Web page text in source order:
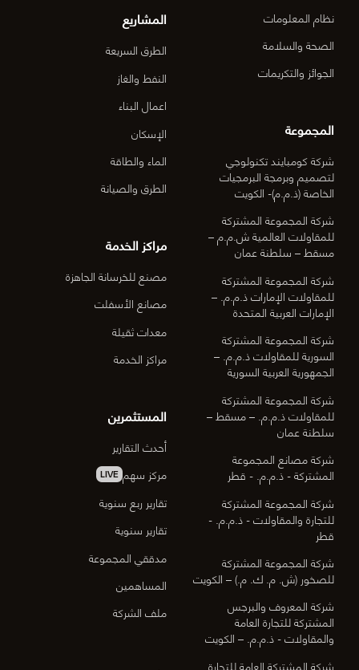
نظام المعلومات
الصحة والسلامة
الجوائز والتكريمات
المجموعة
شركة كومبايند تكنولوجي
لتصميم وبرمجة البرمجيات
الخاصة (ذ.م.م)- الكويت
شركة المجموعة المشتركة
للمقاولات العالمية ش.م.م –
مسقط – سلطنة عمان
شركة المجموعة المشتركة
للمقاولات الإمارات ذ.م.م. –
الإمارات العربية المتحدة
شركة المجموعة المشتركة
السورية للمقاولات ذ.م.م. –
الجمهورية العربية السورية
شركة المجموعة المشتركة
للمقاولات ذ.م.م. – مسقط –
سلطنة عمان
شركة مصانع المجموعة
المشتركة - ذ.م.م. - قطر
شركة المجموعة المشتركة
للتجارة والمقاولات - ذ.م.م. -
قطر
شركة المجموعة المشتركة
للصخور (ش. م. ك. م.) – الكويت
شركة المعروف والبرجس
المشتركة للتجارة العامة
والمقاولات - ذ.م.م. – الكويت
شركة المشتركة العامة للتجارة
المشاريع
الطرق السريعة
النفط والغاز
اعمال البناء
الإسكان
الماء والطاقة
الطرق والصيانة
مراكز الخدمة
مصنع للخرسانة الجاهزة
مصانع الأسفلت
معدات ثقيلة
مراكز الخدمة
المستثمرين
أحدث التقارير
مركز سهم LIVE
تقارير ربع سنوية
تقارير سنوية
مدققي المجموعة
المساهمين
ملف الشركة